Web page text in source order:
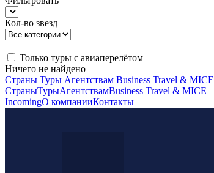
Кол-во звезд
Только туры с авиаперелётом
Ничего не найдено
Страны Туры Агентствам Business Travel & MICE
СтраныТурыАгентствамBusiness Travel & MICE
IncomingО компанииКонтакты